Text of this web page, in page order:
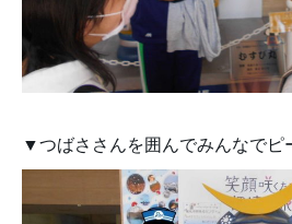
▼つばささんを囲んでみんなで